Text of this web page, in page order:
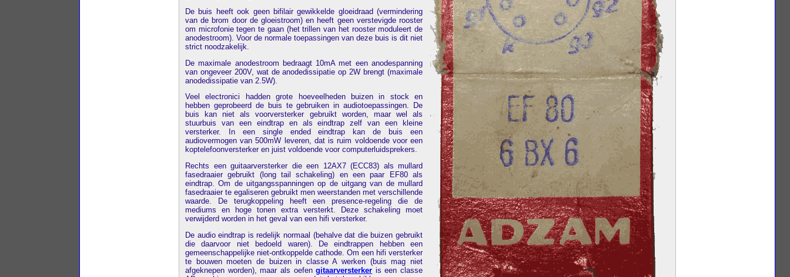
De buis heeft ook geen bifilair gewikkelde gloeidraad (vermindering
van de brom door de gloeistroom) en heeft geen verstevigde rooster
om microfonie tegen te gaan (het trillen van het rooster moduleert de
anodestroom). Voor de normale toepassingen van deze buis is dit niet
strict noodzakelijk.
De maximale anodestroom bedraagt 10mA met een anodespanning
van ongeveer 200V, wat de anodedissipatie op 2W brengt (maximale
anodedissipatie van 2.5W).
Veel electronici hadden grote hoeveelheden buizen in stock en
hebben geprobeerd de buis te gebruiken in audiotoepassingen. De
buis kan niet als voorversterker gebruikt worden, maar wel als
stuurbuis van een eindtrap en als eindtrap zelf van een kleine
versterker. In een single ended eindtrap kan de buis een
audiovermogen van 500mW leveren, dat is ruim voldoende voor een
koptelefoonversterker en juist voldoende voor computerluidsprekers.
Rechts een guitaarversterker die een 12AX7 (ECC83) als mullard
fasedraaier gebruikt (long tail schakeling) en een paar EF80 als
eindtrap. Om de uitgangsspanningen op de uitgang van de mullard
fasedraaier te egaliseren gebruikt men weerstanden met verschillende
waarde. De terugkoppeling heeft een presence-regeling die de
mediums en hoge tonen extra versterkt. Deze schakeling moet
verwijderd worden in het geval van een hifi versterker.
De audio eindtrap is redelijk normaal (behalve dat die buizen gebruikt
die daarvoor niet bedoeld waren). De eindtrappen hebben een
gemeenschappelijke niet-ontkoppelde cathode. Om een hifi versterker
te bouwen moeten de buizen in classe A werken (buis mag niet
afgeknepen worden), maar als oefengitaarversterker is een classe